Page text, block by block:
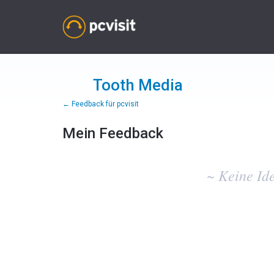
Tooth Media
← Feedback für pcvisit
Mein Feedback
~ Keine